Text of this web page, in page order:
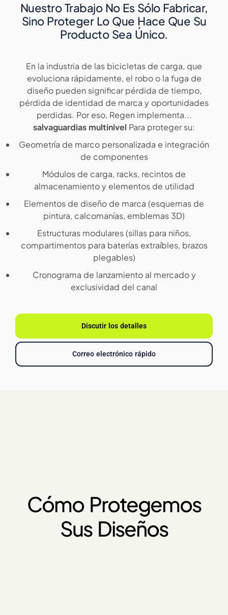
Nuestro Trabajo No Es Sólo Fabricar,
Sino Proteger Lo Que Hace Que Su
Producto Sea Único.
En la industria de las bicicletas de carga, que
evoluciona rápidamente, el robo o la fuga de
diseño pueden significar pérdida de tiempo,
pérdida de identidad de marca y oportunidades
perdidas. Por eso, Regen implementa...
salvaguardias multinivel Para proteger su:
Geometría de marco personalizada e integración
de componentes
Módulos de carga, racks, recintos de
almacenamiento y elementos de utilidad
Elementos de diseño de marca (esquemas de
pintura, calcomanías, emblemas 3D)
Estructuras modulares (sillas para niños,
compartimentos para baterías extraíbles, brazos
plegables)
Cronograma de lanzamiento al mercado y
exclusividad del canal
Discutir los detalles
Correo electrónico rápido
Cómo Protegemos
Sus Diseños